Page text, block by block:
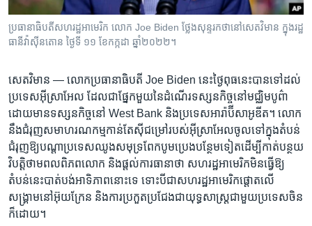
ទៅ​
រក
បណ្តាញ​សង្គម
ភាសា
​ប្រធានាធិបតីសហរដ្ឋ​អាមេរិក លោក​ Joe Biden ថ្លែង​សុន្ទរកថា​នៅ​សេតវិមាន ក្នុង​រដ្ឋ
ធានី​វ៉ាស៊ីនតោន ថ្ងៃទី ១១ ខែកក្កដា ឆ្នាំ២០២២។
សេតវិមាន — លោក​ប្រធានាធិបតី ​Joe Biden នេះ​ថ្ងៃ​ពុធ​នេះបាន​ទៅ​ដល់​
ប្រទេស​អ៊ីស្រាអែល​ ដែល​ជាផ្នែក​មួយ​នៃ​ដំណើរ​ទស្សនកិច្ច​នៅ​មជ្ឈិមបូព៌ា
ដោយ​មាន​ទស្សនកិច្ច​នៅ ​West Bank ​និង​ប្រទេស​អារ៉ាប៊ី​សាអូឌីត។​ លោក​
នឹង​ជំរុញ​សមាហរណ​កម្ម​កាន់តែ​ស៊ី​ជម្រៅ​របស់​អ៊ីស្រាអែល​ចូល​ទៅ​ក្នុង​តំបន់​
ជំរុញ​ឱ្យ​បណ្តា​ប្រទេស​ឈូង​សមុទ្រ​ពែក​បូម​ប្រេង​បន្ថែម​ទៀត​ដើម្បី​កាត់​បន្ថយ​
វិបត្តិ​ថាមពល​ពិភពលោក​ និង​ផ្តល់​ការ​ធានា​ថា​ សហ​រដ្ឋ​អាមេរិក​មិន​ធ្វើឱ្យ​
តំបន់​នេះ​បាត់បង់​អាទិភាព​នោះ​ទេ ​ទោះបី​ជា​សហ​រដ្ឋ​អាមេរិក​ផ្តោត​លើ​
សង្គ្រាម​នៅ​អ៊ុយក្រែន​ និង​ការ​ប្រកួត​ប្រជែង​ជា​យុទ្ធសាស្ត្រ​ជាមួយ​ប្រទេស​ចិន​
ក៏​ដោយ។​